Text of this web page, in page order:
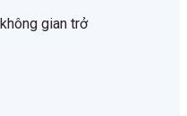
gian trở